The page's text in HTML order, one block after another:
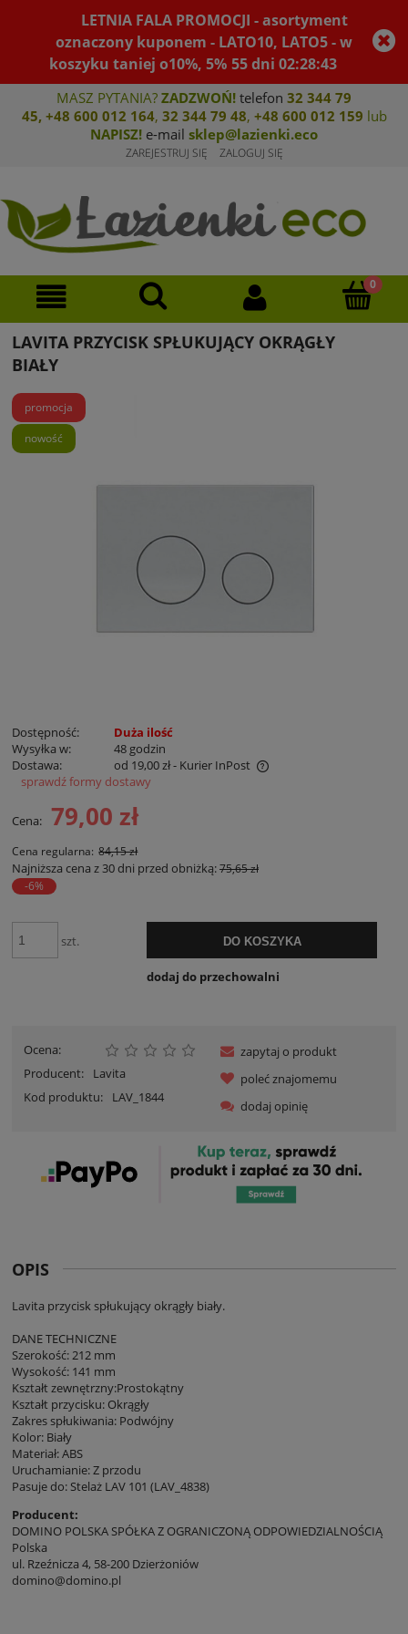
LETNIA FALA PROMOCJI - asortyment
oznaczony kuponem - LATO10, LATO5 - w
koszyku taniej o10%, 5% 55dni02:28:43
MASZ PYTANIA? ZADZWOŃ! telefon 32 344 79
45, +48 600 012 164, 32 344 79 48, +48 600 012 159 lub
NAPISZ! e-mail sklep@lazienki.eco
ZAREJESTRUJ SIĘ ZALOGUJ SIĘ
LAVITA PRZYCISK SPŁUKUJĄCY OKRĄGŁY
BIAŁY
promocja
nowość
Dostępność:
Duża ilość
Wysyłka w:
48 godzin
Dostawa:
od 19,00 zł- Kurier InPost
Cena nie zawiera ewentualnych kosztów płatności
sprawdź formy dostawy
Cena: 79,00 zł
Cena regularna: 84,15 zł
Najniższa cena z 30 dni przed obniżką:75,65 zł
-6%
szt. DO KOSZYKA
dodaj do przechowalni
Ocena:
Producent:
Lavita
Kod produktu:
LAV_1844
zapytaj o produkt
poleć znajomemu
dodaj opinię
OPIS
Lavita przycisk spłukujący okrągły biały.
DANE TECHNICZNE
Szerokość: 212 mm
Wysokość: 141 mm
Kształt zewnętrzny:Prostokątny
Kształt przycisku: Okrągły
Zakres spłukiwania: Podwójny
Kolor: Biały
Materiał: ABS
Uruchamianie: Z przodu
Pasuje do: Stelaż LAV 101 (LAV_4838)
Producent:
DOMINO POLSKA SPÓŁKA Z OGRANICZONĄ ODPOWIEDZIALNOŚCIĄ
Polska
ul. Rzeźnicza 4, 58-200 Dzierżoniów
domino@domino.pl